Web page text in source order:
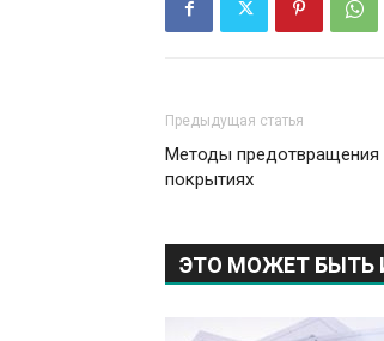
Предыдущая статья
Методы предотвращения
покрытиях
ЭТО МОЖЕТ БЫТЬ